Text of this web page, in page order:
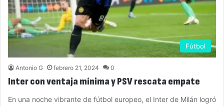
Fútbol
Antonio G febrero 21, 2024 0
Inter con ventaja mínima y PSV rescata empate
En una noche vibrante de fútbol europeo, el Inter de Milán logró